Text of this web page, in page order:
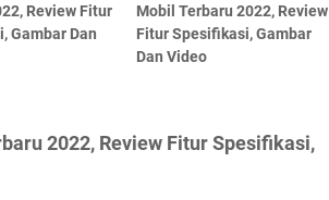
Review Fitur
Gambar Dan
Mobil Terbaru 2022, Review
Fitur Spesifikasi, Gambar
Dan Video
2022, Review Fitur Spesifikasi,